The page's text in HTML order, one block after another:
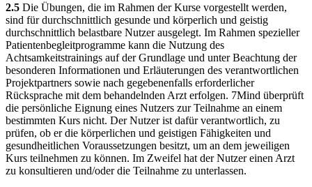
2.5 Die Übungen, die im Rahmen der Kurse vorgestellt werden,
sind für durchschnittlich gesunde und körperlich und geistig
durchschnittlich belastbare Nutzer ausgelegt. Im Rahmen spezieller
Patientenbegleitprogramme kann die Nutzung des
Achtsamkeitstrainings auf der Grundlage und unter Beachtung der
besonderen Informationen und Erläuterungen des verantwortlichen
Projektpartners sowie nach gegebenenfalls erforderlicher
Rücksprache mit dem behandelnden Arzt erfolgen. 7Mind überprüft
die persönliche Eignung eines Nutzers zur Teilnahme an einem
bestimmten Kurs nicht. Der Nutzer ist dafür verantwortlich, zu
prüfen, ob er die körperlichen und geistigen Fähigkeiten und
gesundheitlichen Voraussetzungen besitzt, um an dem jeweiligen
Kurs teilnehmen zu können. Im Zweifel hat der Nutzer einen Arzt
zu konsultieren und/oder die Teilnahme zu unterlassen.